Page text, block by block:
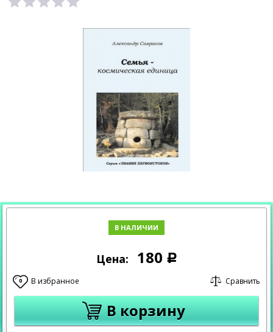
В НАЛИЧИИ
Цена: 180 Р
0 В избранное Сравнить
В корзину